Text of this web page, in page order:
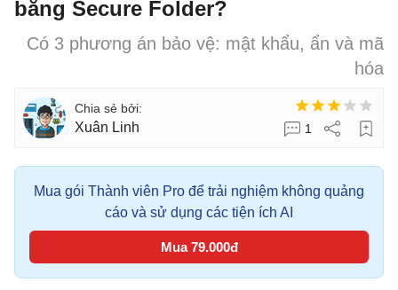
bằng Secure Folder?
Có 3 phương án bảo vệ: mật khẩu, ẩn và mã
hóa
Xuân Linh 1
Mua gói Thành viên Pro để trải nghiệm không quảng
cáo và sử dụng các tiện ích AI
Mua 79.000đ